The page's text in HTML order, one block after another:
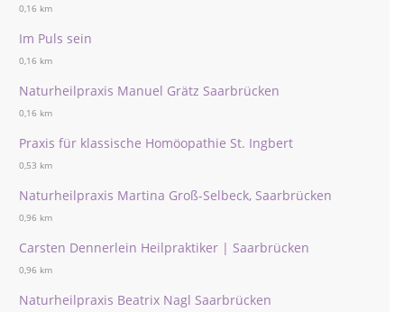
0,16 km
Im Puls sein
0,16 km
Naturheilpraxis Manuel Grätz Saarbrücken
0,16 km
Praxis für klassische Homöopathie St. Ingbert
0,53 km
Naturheilpraxis Martina Groß-Selbeck, Saarbrücken
0,96 km
Carsten Dennerlein Heilpraktiker | Saarbrücken
0,96 km
Naturheilpraxis Beatrix Nagl Saarbrücken